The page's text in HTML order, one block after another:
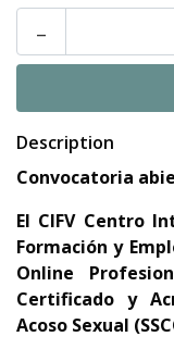
-
Description
Convocatoria
El CIFV Centro
Formación y
Online
Certificado y
Acoso Sexual